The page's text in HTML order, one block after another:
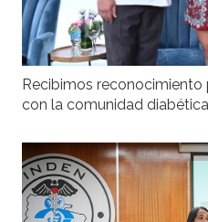
Recibimos
con la comunidad